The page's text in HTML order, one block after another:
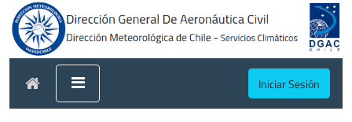
Iniciar Sesión